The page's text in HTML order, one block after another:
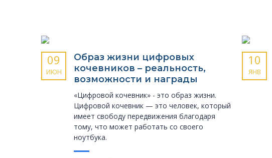
09
ИЮН
Образ жизни цифровых
кочевников – реальность,
возможности и награды
«Цифровой кочевник» - это образ жизни.
Цифровой кочевник — это человек, который
имеет свободу передвижения благодаря
тому, что может работать со своего
ноутбука.
10
ЯНВ